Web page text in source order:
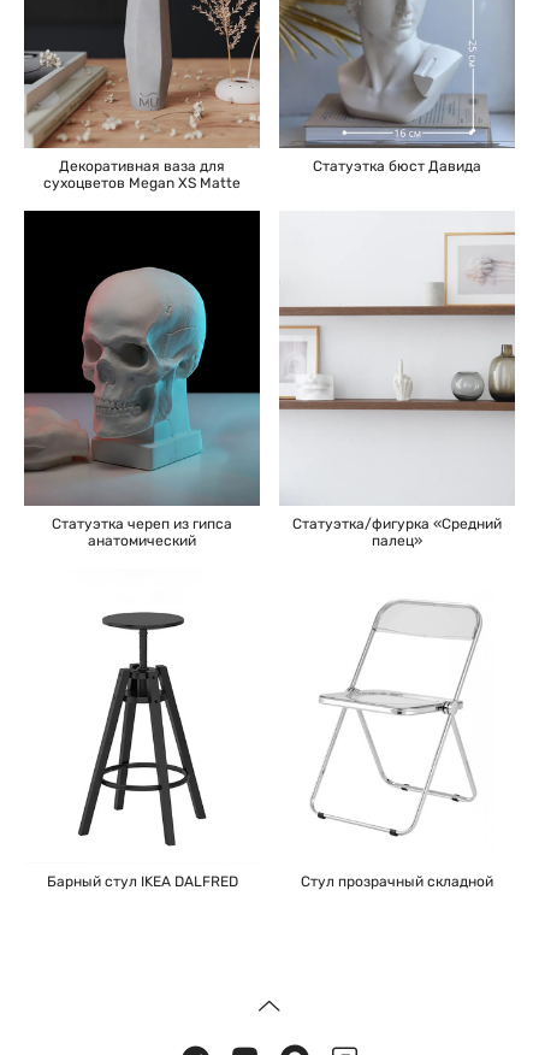
Декоративная ваза для
сухоцветов Megan XS Matte
Статуэтка бюст Давида
Статуэтка череп из гипса
анатомический
Статуэтка/фигурка «Средний
палец»
Барный стул IKEA DALFRED Стул прозрачный складной